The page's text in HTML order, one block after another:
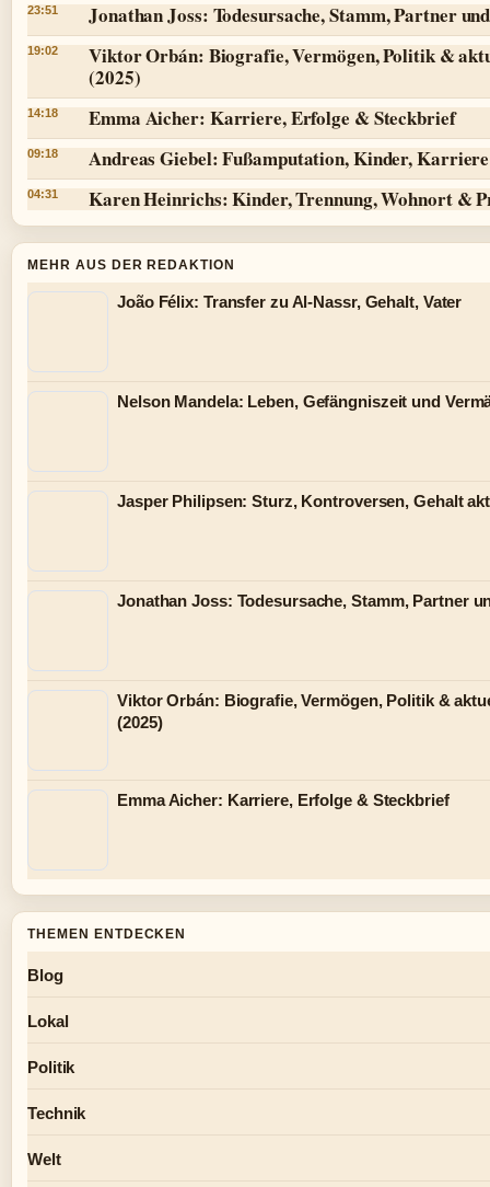
23:51 Jonathan Joss: Todesursache, Stamm, Partner
19:02
Viktor Orbán: Biografie, Vermögen, Politik &
(2025)
14:18 Emma Aicher: Karriere, Erfolge & Steckbrief
09:18 Andreas Giebel: Fußamputation, Kinder,
04:31 Karen Heinrichs: Kinder, Trennung, Wohnort &
MEHR AUS DER REDAKTION
João Félix: Transfer zu Al-Nassr, Gehalt, Vater
Nelson Mandela: Leben, Gefängniszeit und
Jasper Philipsen: Sturz, Kontroversen, Gehalt
Jonathan Joss: Todesursache, Stamm, Partner
Viktor Orbán: Biografie, Vermögen, Politik &
(2025)
Emma Aicher: Karriere, Erfolge & Steckbrief
THEMEN ENTDECKEN
Blog
Lokal
Politik
Technik
Welt